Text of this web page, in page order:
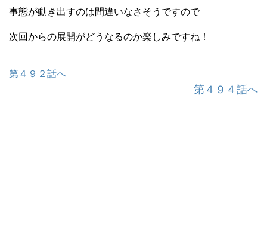
事態が動き出すのは間違いなさそうですので
次回からの展開がどうなるのか楽しみですね！
第４９２話へ
第４９４話へ